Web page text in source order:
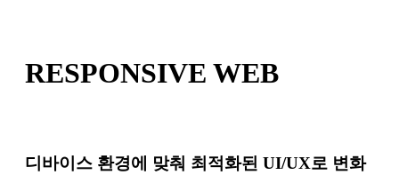
RESPONSIVE WEB
디바이스 환경에 맞춰 최적화된 UI/UX로 변화